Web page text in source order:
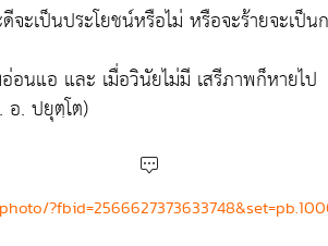
จะเป็นประโยชน์หรือไม่ หรือจะร้ายจะเป็
อนแอ และ เมื่อวินัยไม่มี เสรีภาพก็หายไป
อ. ปยุตฺโต)